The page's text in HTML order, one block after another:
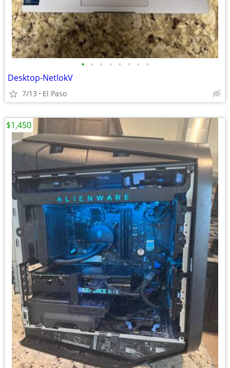
• • • • • • • •
Desktop-NetlokV
7/13 El Paso
$1,450